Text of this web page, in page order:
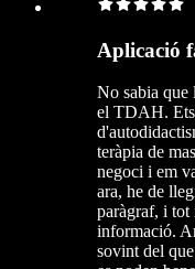
Aplicació
No sabia que
el TDAH.
teràpia de
negoci i em
ara, he de
paràgraf, i tot
informació.
sovint del